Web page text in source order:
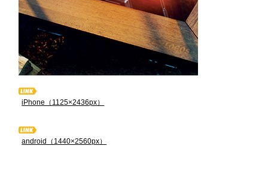
iPhone（1125×2436px）
android（1440×2560px）